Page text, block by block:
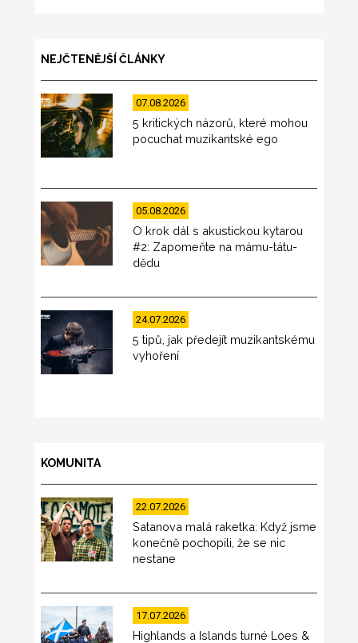
NEJČTENĚJŠÍ ČLÁNKY
07.08.2026
5 kritických názorů, které mohou
pocuchat muzikantské ego
05.08.2026
O krok dál s akustickou kytarou
#2: Zapomeňte na mámu-tátu-
dědu
24.07.2026
5 tipů, jak předejít muzikantskému
vyhoření
KOMUNITA
22.07.2026
Satanova malá raketka: Když jsme
konečně pochopili, že se nic
nestane
17.07.2026
Highlands a Islands turné Loes &